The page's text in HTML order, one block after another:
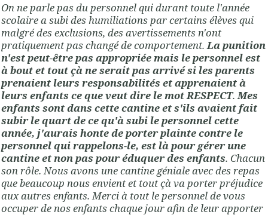
On ne parle pas du personnel qui durant toute l'année
scolaire a subi des humiliations par certains élèves qui
malgré des exclusions, des avertissements n'ont
pratiquement pas changé de comportement.La punition
n'est peut-être pas appropriée mais le personnel est
à bout et tout çà ne serait pas arrivé si les parents
prenaient leurs responsabilités et apprenaient à
leurs enfants ce que veut dire le mot RESPECT.Mes
enfants sont dans cette cantine et s'ils avaient fait
subir le quart de ce qu'à subi le personnel cette
année, j'aurais honte de porter plainte contre le
personnel qui rappelons-le, est là pour gérer une
cantine et non pas pour éduquer des enfants. Chacun
son rôle. Nous avons une cantine géniale avec des repas
que beaucoup nous envient et tout çà va porter préjudice
aux autres enfants. Merci à tout le personnel de vous
occuper de nos enfants chaque jour afin de leur apporter